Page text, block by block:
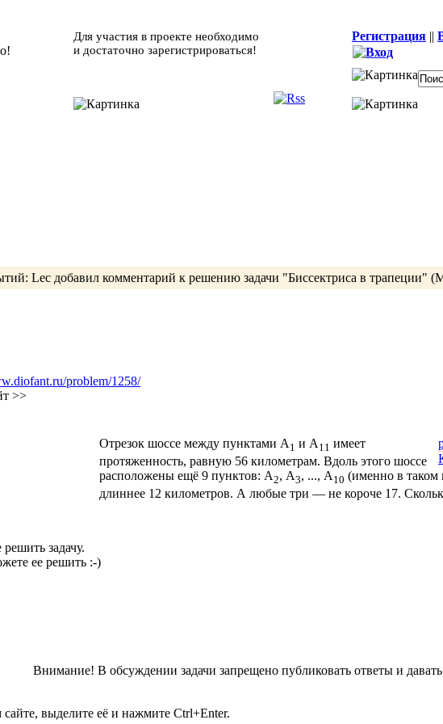
Для участия в проекте необходимо
и достаточно зарегистрироваться!
Регистрация ||
Lec добавил комментарий к решению задачи "Биссектриса в трапеции"
problem/1258/
>>
Отрезок шоссе между пунктами А 1 и А 11 имеет
протяженность, равную 56 километрам. Вдоль этого шоссе
расположены ещё 9 пунктов: А2, А3, ..., А 10 (именно в таком
длиннее 12 километров. А любые три — не короче 17.
задачу.
ее решить :-)
Внимание! В обсуждении задачи запрещено публиковать ответы и давать
выделите её и нажмите Ctrl+Enter.